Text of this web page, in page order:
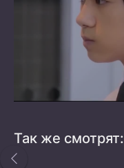
Так же смотрят: